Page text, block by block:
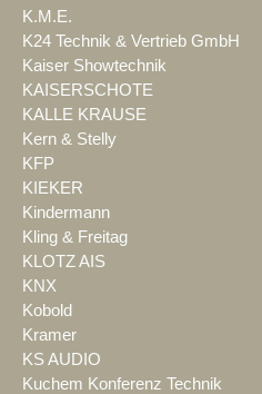
K.M.E.
K24 Technik & Vertrieb GmbH
Kaiser Showtechnik
KAISERSCHOTE
KALLE KRAUSE
Kern & Stelly
KFP
KIEKER
Kindermann
Kling & Freitag
KLOTZ AIS
KNX
Kobold
Kramer
KS AUDIO
Kuchem Konferenz Technik